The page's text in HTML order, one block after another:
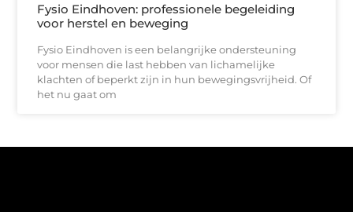
Fysio Eindhoven: professionele begeleiding
voor herstel en beweging
Fysio Eindhoven is een belangrijke ondersteuning
voor mensen die last hebben van lichamelijke
klachten of beperkt zijn in hun bewegingsvrijheid. Of
het nu gaat om